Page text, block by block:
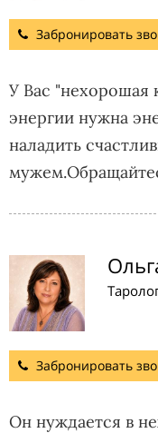
Забронировать
У Вас "нехорошая
энергии нужна
наладить
Забронировать
Он нуждается в